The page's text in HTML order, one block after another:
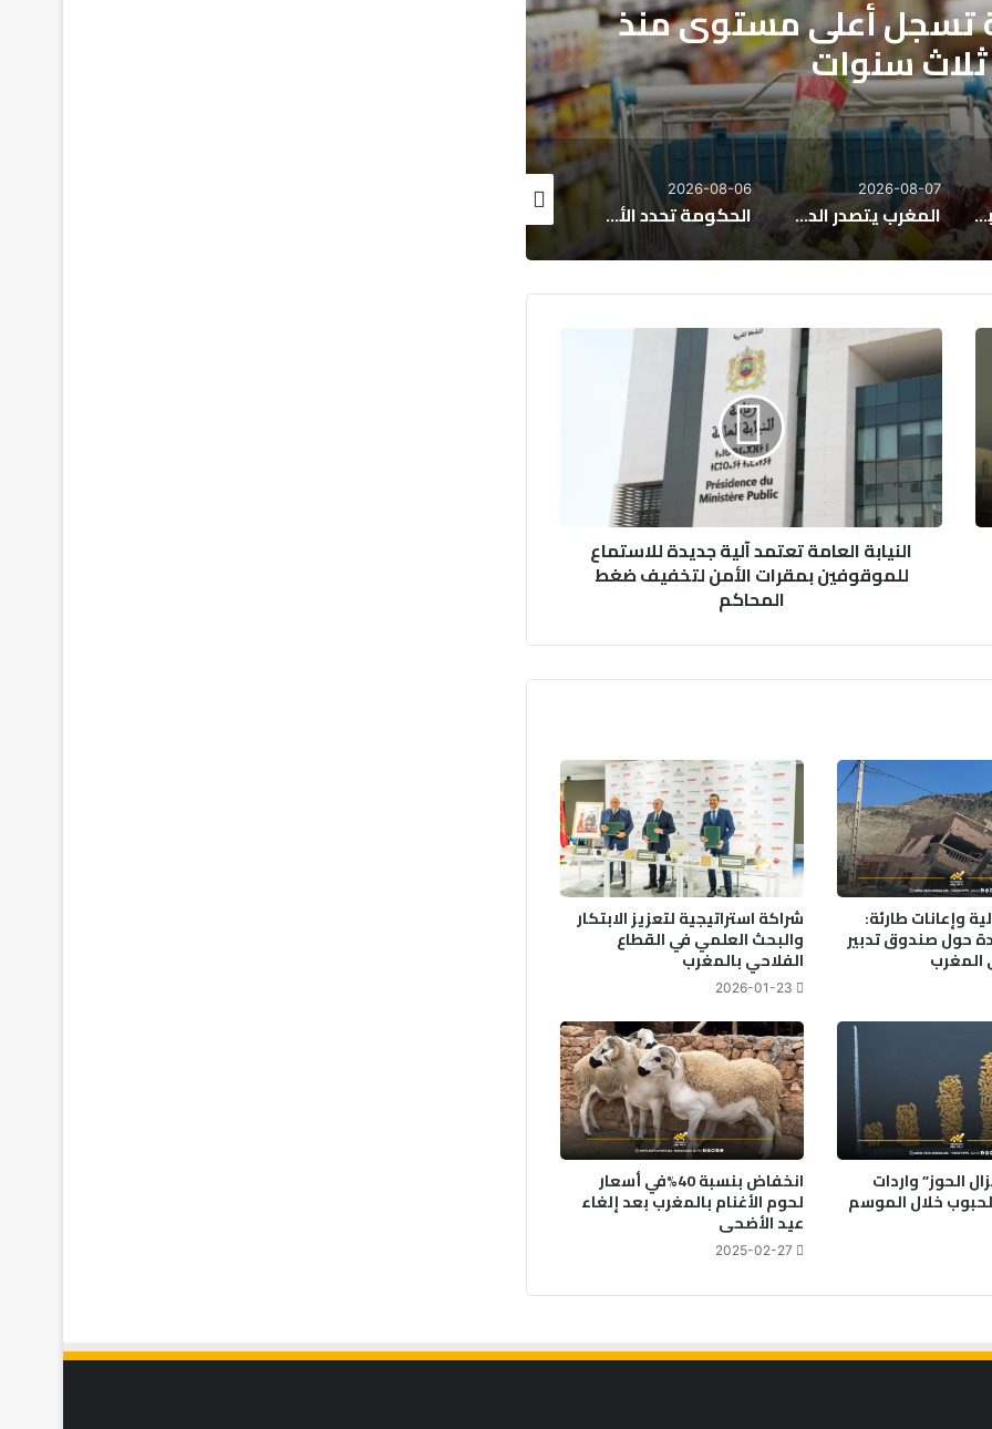
تسجل أعلى مستوى منذ
سنوات
مبيعات الإسمنت بالمغرب تتجاوز 8.22 ملايين طن حتى نهاية يوليوز
2026-08-07
المغرب يتصدر الدول الإفريقية في تأييد الانفتاح التجاري
2026-08-06
الحكومة تحدد الأولويات الكبرى لمشروع قانون مالية 2027
2026-08-06
النيابة
العامة
تعتمد
جديدة
للاستماع
للموقوفين
بمقرات
الأمن
لتخفيفالنيابة العامة تعتمد آلية جديدة للاستماع
للموقوفين بمقرات الأمن لتخفيف ضغط
المحاكم
وإعانات طارئة:
حول صندوق تدبير
المغرب
شراكة استراتيجية لتعزيز الابتكار
والبحث العلمي في القطاع
الفلاحي بالمغرب
2026-01-23
الحوز” واردات
خلال الموسم
انخفاض بنسبة 40%في أسعار
لحوم الأغنام بالمغرب بعد إلغاء
عيد الأضحى
2025-02-27